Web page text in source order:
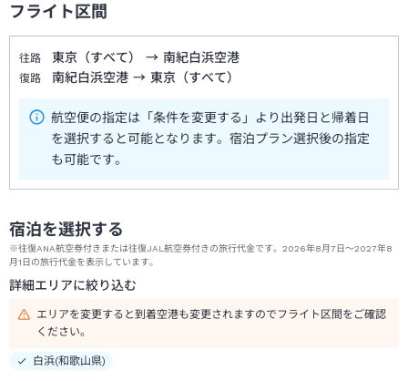
フライト区間
往路 東京（すべて） → 南紀白浜空港
復路 南紀白浜空港 → 東京（すべて）
航空便の指定は「条件を変更する」より出発日と帰着日
を選択すると可能となります。宿泊プラン選択後の指定
も可能です。
宿泊を選択する
※往復ANA航空券付きまたは往復JAL航空券付きの旅行代金です。2026年8月7日～2027年8
月1日の旅行代金を表示しています。
詳細エリアに絞り込む
エリアを変更すると到着空港も変更されますのでフライト区間をご確認
ください。
白浜(和歌山県)